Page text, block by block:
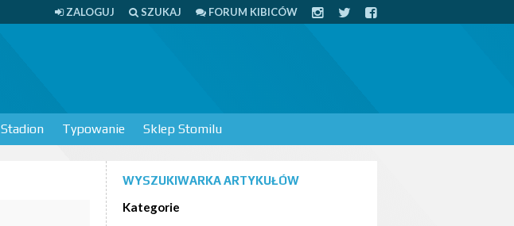
ZALOGUJ SZUKAJ FORUM KIBICÓW
Stadion Typowanie Sklep Stomilu
WYSZUKIWARKA ARTYKUŁÓW
Kategorie